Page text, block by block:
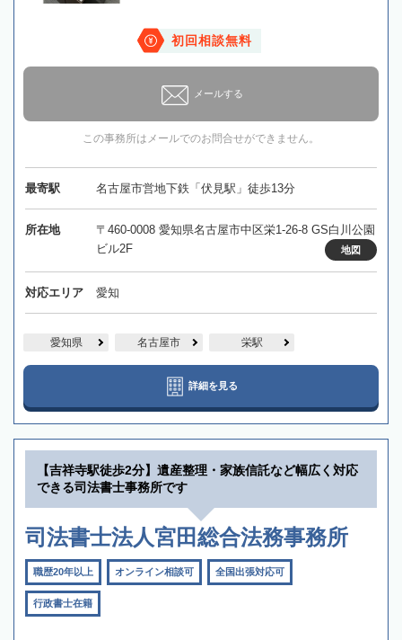
初回相談無料
メールする
この事務所はメールでのお問合せができません。
最寄駅 名古屋市営地下鉄「伏見駅」徒歩13分
所在地
〒460-0008 愛知県名古屋市中区栄1-26-8 GS白川公園
ビル2F
地図
対応エリア 愛知
愛知県 名古屋市 栄駅
詳細を見る
【吉祥寺駅徒歩2分】遺産整理・家族信託など幅広く対応
できる司法書士事務所です
司法書士法人宮田総合法務事務所
職歴20年以上 オンライン相談可 全国出張対応可
行政書士在籍